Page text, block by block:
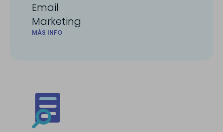
Email
Marketing
MÁS INFO